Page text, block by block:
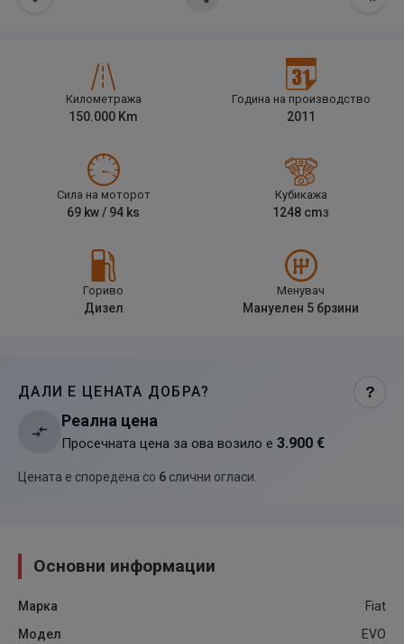
Километража
150.000 Km
Година на производство
2011
Сила на моторот
69 kw / 94 ks
Кубикажа
1248 cm3
Гориво
Дизел
Менувач
Мануелен 5 брзини
ДАЛИ Е ЦЕНАТА ДОБРА? ?
Реална цена
Просечната цена за ова возило е 3.900 €
Цената е споредена со 6 слични огласи
Основни информации
Марка
Fiat
Модел
EVO